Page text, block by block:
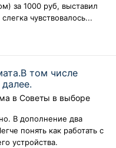
за 1000 руб, выставил
чувствовалось...
том числе
в Советы в выборе
В дополнение два
понять как работать с
устройства.